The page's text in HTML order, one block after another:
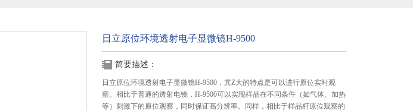
日立原位环境透射电子显微镜H-9500
简要描述：
日立原位环境透射电子显微镜H-9500，其Z大的特点是可以进行原位实时观
察。相比于普通的透射电镜，H-9500可以实现样品在不同条件（如气体、加热
等）刺激下的原位观察，同时保证高分辨率。同样，相比于样品杆原位观察的